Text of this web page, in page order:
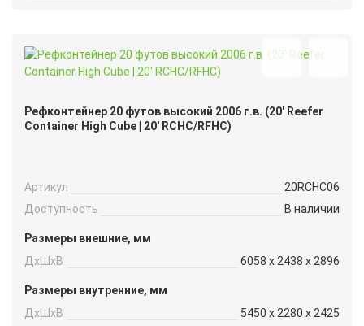
Рефконтейнер 20 футов высокий 2006 г.в. (20′ Reefer
Container High Cube | 20′ RCHC/RFHC)
Артикул
20RCHC06
Доступность
В наличии
Размеры внешние, мм
ДxШxВ
6058 x 2438 x 2896
Размеры внутренние, мм
ДxШxВ
5450 x 2280 x 2425